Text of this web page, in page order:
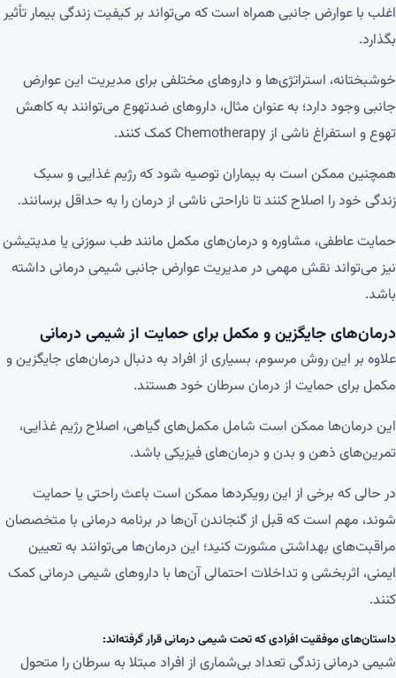
اغلب با عوارض جانبی همراه است که می‌تواند بر کیفیت زندگی بیمار تأثیر
بگذارد.
خوشبختانه، استراتژی‌ها و داروهای مختلفی برای مدیریت این عوارض
جانبی وجود دارد؛ به عنوان مثال، داروهای ضدتهوع می‌توانند به کاهش
تهوع و استفراغ ناشی از Chemotherapy کمک کنند.
همچنین ممکن است به بیماران توصیه شود که رژیم غذایی و سبک
زندگی خود را اصلاح کنند تا ناراحتی ناشی از درمان را به حداقل برسانند.
حمایت عاطفی، مشاوره و درمان‌های مکمل مانند طب سوزنی یا مدیتیشن
نیز می‌تواند نقش مهمی در مدیریت عوارض جانبی شیمی درمانی داشته
باشد.
درمان‌های جایگزین و مکمل برای حمایت از شیمی درمانی
علاوه بر این روش مرسوم، بسیاری از افراد به دنبال درمان‌های جایگزین و
مکمل برای حمایت از درمان سرطان خود هستند.
این درمان‌ها ممکن است شامل مکمل‌های گیاهی، اصلاح رژیم غذایی،
تمرین‌های ذهن و بدن و درمان‌های فیزیکی باشد.
در حالی که برخی از این رویکردها ممکن است باعث راحتی یا حمایت
شوند، مهم است که قبل از گنجاندن آن‌ها در برنامه درمانی با متخصصان
مراقبت‌های بهداشتی مشورت کنید؛ این درمان‌ها می‌توانند به تعیین
ایمنی، اثربخشی و تداخلات احتمالی آن‌ها با داروهای شیمی درمانی کمک
کنند.
داستان‌های موفقیت افرادی که تحت شیمی درمانی قرار گرفته‌اند:
شیمی درمانی زندگی تعداد بی‌شماری از افراد مبتلا به سرطان را متحول